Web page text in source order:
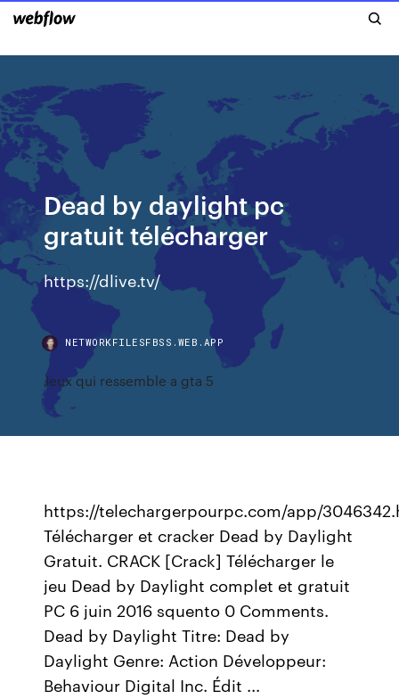
Dead by daylight pc
gratuit télécharger
https://dlive.tv/
NETWORKFILESFBSS.WEB.APP
Jeux qui ressemble a gta 5
https://telechargerpourpc.com/app/
Télécharger et cracker Dead by Daylight
Gratuit. CRACK [Crack] Télécharger le
jeu Dead by Daylight complet et gratuit
PC 6 juin 2016 squento 0 Comments.
Dead by Daylight Titre: Dead by
Daylight Genre: Action Développeur:
Behaviour Digital Inc. Édit ...